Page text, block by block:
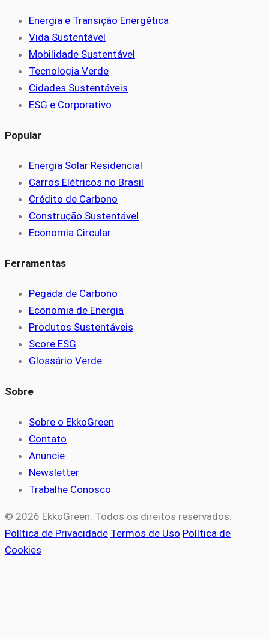
Energia e Transição Energética
Vida Sustentável
Mobilidade Sustentável
Tecnologia Verde
Cidades Sustentáveis
ESG e Corporativo
Popular
Energia Solar Residencial
Carros Elétricos no Brasil
Crédito de Carbono
Construção Sustentável
Economia Circular
Ferramentas
Pegada de Carbono
Economia de Energia
Produtos Sustentáveis
Score ESG
Glossário Verde
Sobre
Sobre o EkkoGreen
Contato
Anuncie
Newsletter
Trabalhe Conosco
© 2026 EkkoGreen. Todos os direitos reservados.
Política de Privacidade Termos de Uso Política de
Cookies